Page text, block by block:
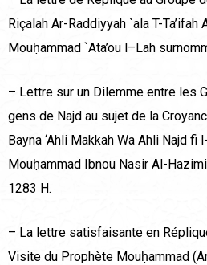
Riçalah Ar-Raddiyyah `ala T-Ta’ifah
Mouḥammad `Ata’ou l–Lah
– Lettre sur un Dilemme entre les
gens de Najd au sujet de la
Bayna ‘Ahli Makkah Wa Ahli Najd fi
Mouḥammad Ibnou Nasir Al-
1283 H.
– La lettre satisfaisante en
Visite du Prophète Mouḥammad